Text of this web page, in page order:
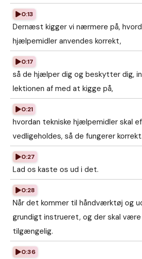
0:13
Dernæst kigger vi nærmere på,
hjælpemidler anvendes korrekt,
0:17
så de hjælper dig og beskytter dig,
lektionen af med at kigge på,
0:21
hvordan tekniske hjælpemidler skal
vedligeholdes, så de fungerer korrekt.
0:27
Lad os kaste os ud i det.
0:28
Når det kommer til håndværktøj og
grundigt instrueret, og der skal være
tilgængelig.
0:36